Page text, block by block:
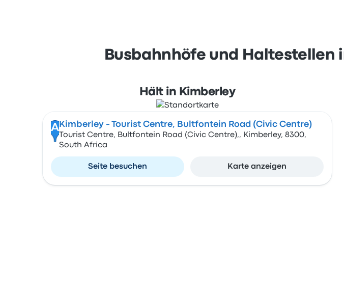
Busbahnhöfe und Haltestellen
Hält in Kimberley
A Kimberley - Tourist Centre, Bultfontein Road (Civic Centre)
Tourist Centre, Bultfontein Road (Civic Centre),, Kimberley, 8300,
South Africa
Seite besuchen Karte anzeigen